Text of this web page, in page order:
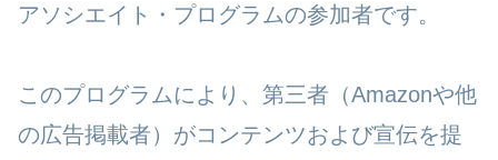
アソシエイト・プログラムの参加者です。
このプログラムにより、第三者（Amazonや他
の広告掲載者）がコンテンツおよび宣伝を提